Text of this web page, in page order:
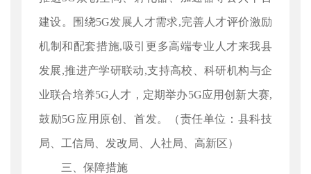
建设。围绕5G发展人才需求,完善人才评价激励
机制和配套措施,吸引更多高端专业人才来我县
发展,推进产学研联动,支持高校、科研机构与企
业联合培养5G人才，定期举办5G应用创新大赛,
鼓励5G应用原创、首发。（责任单位：县科技
局、工信局、发改局、人社局、高新区）
三、保障措施